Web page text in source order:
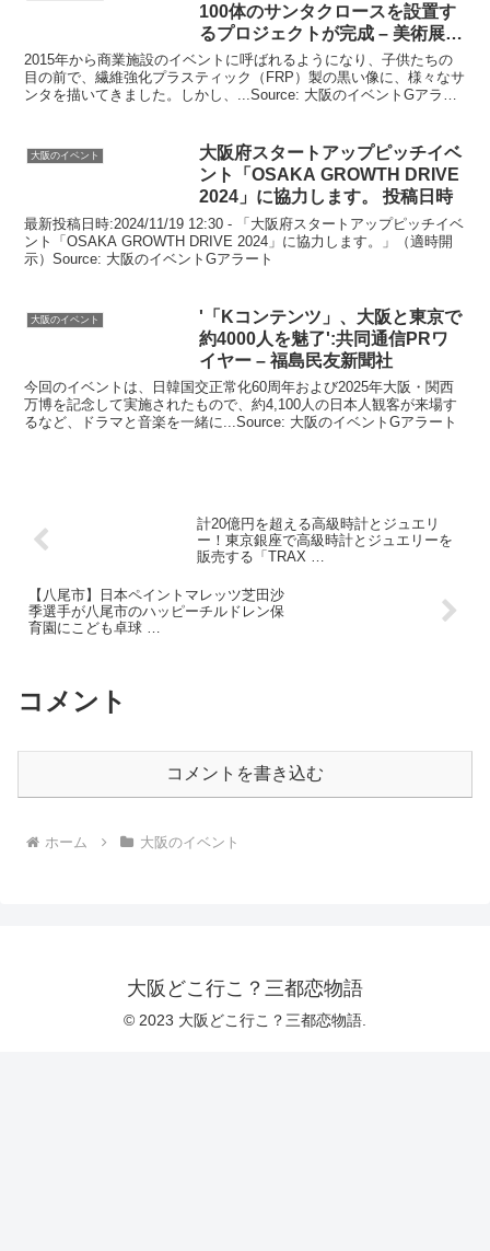
100体のサンタクロースを設置す
るプロジェクトが完成 – 美術展ナ
ビ
2015年から商業施設のイベントに呼ばれるようになり、子供たちの
目の前で、繊維強化プラスティック（FRP）製の黒い像に、様々なサ
ンタを描いてきました。しかし、...Source: 大阪のイベントGアラー
大阪のイベント 大阪府スタートアップピッチイベ
ント
「OSAKA GROWTH DRIVE
2024」に協力します。 投稿日時
最新投稿日時:2024/11/19 12:30 - 「大阪府スタートアップピッチイベ
ント「OSAKA GROWTH DRIVE 2024」に協力します。」（適時開
示）Source: 大阪のイベントGアラート
大阪のイベント '「Kコンテンツ」、 大阪と東京で
約4000人を魅了':共同通信PRワ
イヤー – 福島民友新聞社
今回のイベントは、日韓国交正常化60周年および2025年大阪・関西
万博を記念して実施されたもので、約4,100人の日本人観客が来場す
るなど、ドラマと音楽を一緒に...Source: 大阪のイベントGアラート
計20億円を超える高級時計とジュエリ
ー！東京銀座で高級時計とジュエリーを
販売する「TRAX …
【八尾市】日本ペイントマレッツ芝田沙
季選手が八尾市のハッピーチルドレン保
育園にこども卓球 …
コメント
コメントを書き込む
ホーム 大阪のイベント
大阪どこ行こ？三都恋物語
© 2023 大阪どこ行こ？三都恋物語.